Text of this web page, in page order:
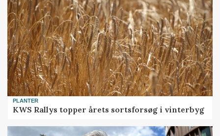
PLANTER
KWS Rallys topper årets sortsforsøg i vinterbyg